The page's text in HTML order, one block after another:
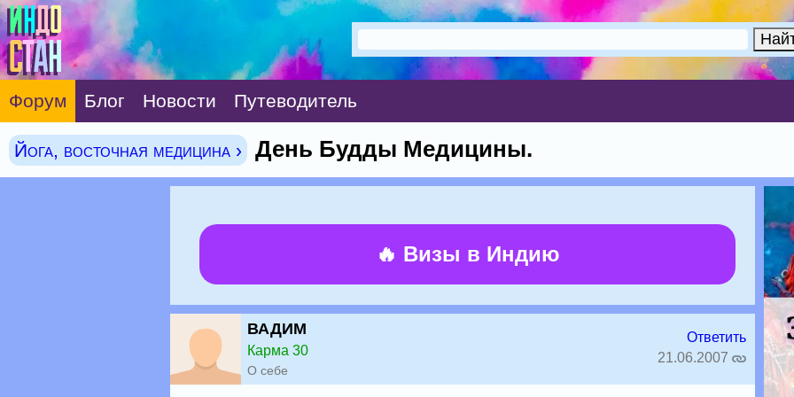
Форум Блог Новости Путеводитель
Йога, восточная медицина › День Будды Медицины.
🔥 Визы в Индию
ВАДИМ
Карма 30
О себе
Ответить
21.06.2007